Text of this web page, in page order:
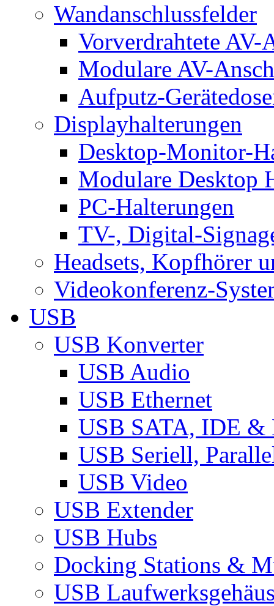
Wandanschlussfelder
Vorverdrahtete AV-
Modulare AV-
Aufputz-
Displayhalterungen
Desktop-Monitor-
Modulare Desktop
PC-Halterungen
TV-, Digital-
Headsets, Kopfhörer
Videokonferenz-
USB
USB Konverter
USB Audio
USB Ethernet
USB SATA, IDE &
USB Seriell,
USB Video
USB Extender
USB Hubs
Docking Stations &
USB